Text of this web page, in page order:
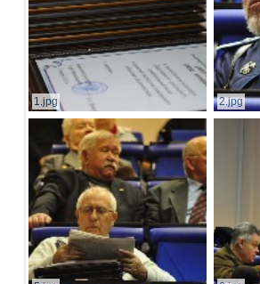
1.jpg 2.jpg